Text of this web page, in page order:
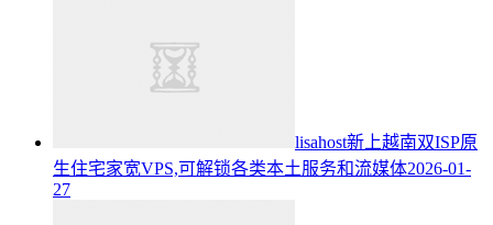
lisahost新上越南双ISP原
生住宅家宽VPS,可解锁各类本土服务和流媒体2026-01-
27